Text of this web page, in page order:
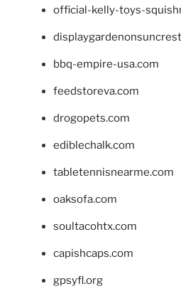
official-kelly-toys-
bbq-empire-usa.com
feedstoreva.com
drogopets.com
ediblechalk.com
tabletennisnearme.com
oaksofa.com
soultacohtx.com
capishcaps.com
gpsyfl.org